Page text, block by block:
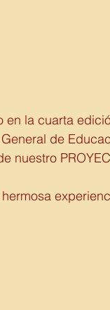
en la cuarta
de
nuestro